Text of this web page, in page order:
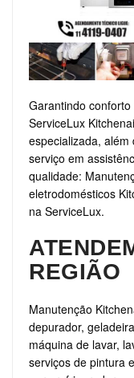
Garantindo
ServiceLux
especializada,
serviço em
qualidade:
eletrodomésticos
na ServiceLux.
REGIÃO
Manutenção
depurador,
máquina de lavar,
serviços de pintura